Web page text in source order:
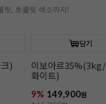
릿, 초콜릿 색소까지!
)
담기
이보아르35%(3kg/
화이트)
9% 149,900원